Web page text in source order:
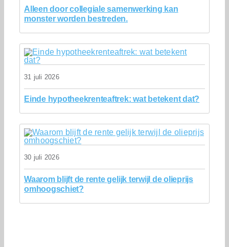
Alleen door collegiale samenwerking kan
monster worden bestreden.
31 juli 2026
Einde hypotheekrenteaftrek: wat betekent dat?
30 juli 2026
Waarom blijft de rente gelijk terwijl de olieprijs
omhoogschiet?